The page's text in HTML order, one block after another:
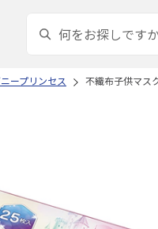
ープリンセス 不織布子供マス